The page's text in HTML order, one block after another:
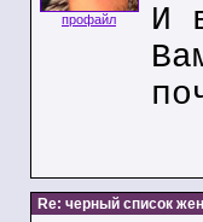
профайл
И
Re: черный список